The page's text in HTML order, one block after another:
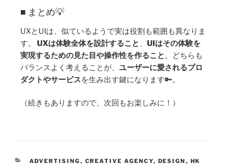
■ まとめ💡
UXとUIは、似ているようで実は役割も範囲も異なりま
す。 UXは体験全体を設計すること 、 UIはその体験を
実現するための見た目や操作性を作ること。どちらも
バランスよく考えることが、 ユーザーに愛されるプロ
ダクトやサービスを生み出す鍵になります🔑。
（続きもありますので、次回もお楽しみに！）
ADVERTISING , CREATIVE AGENCY, DESIGN , HK